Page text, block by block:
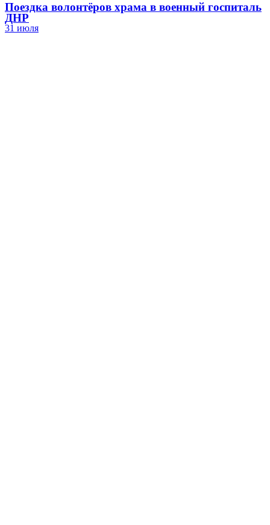
Поездка волонтёров храма в военный госпиталь
ДНР
31 июля